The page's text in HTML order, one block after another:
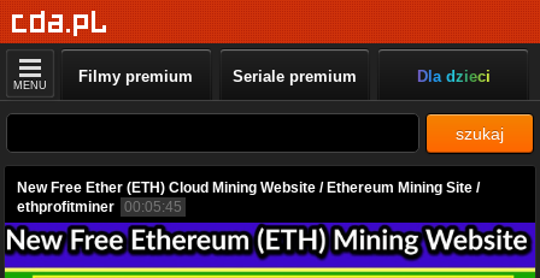
MENU Filmy premium Seriale premium Dla dzieci
szukaj
New Free Ether (ETH) Cloud Mining Website / Ethereum Mining Site /
ethprofitminer 00:05:45